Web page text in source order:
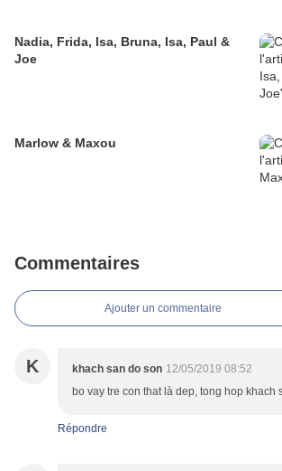
Nadia, Frida, Isa, Bruna, Isa, Paul &
Joe
Marlow & Maxou
Commentaires
Ajouter un commentaire
K khach san do son 12/05/2019 08:52
bo vay tre con that là dep, tong hop khach
Répondre